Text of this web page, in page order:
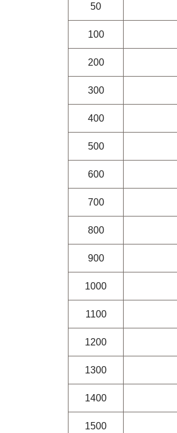
50
100
200
300
400
500
600
700
800
900
1000
1100
1200
1300
1400
1500